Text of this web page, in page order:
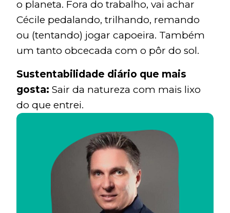
o planeta. Fora do trabalho, vai achar
Cécile pedalando, trilhando, remando
ou (tentando) jogar capoeira. Também
um tanto obcecada com o pôr do sol.
Sustentabilidade diário que mais
gosta: Sair da natureza com mais lixo
do que entrei.